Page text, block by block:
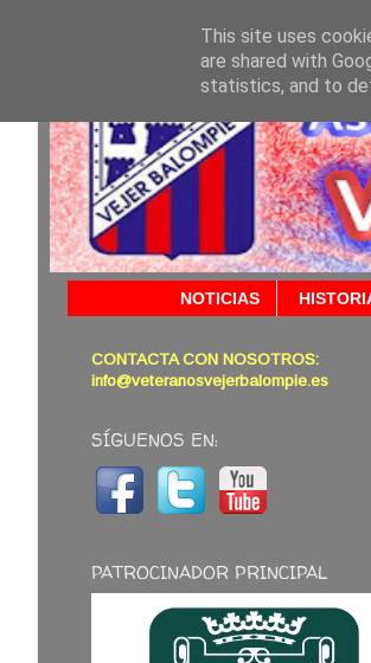
NOTICIAS
CONTACTA CON NOSOTROS:
info@veteranosvejerbalompie.es
SÍGUENOS EN:
PATROCINADOR PRINCIPAL
This site uses
are shared with
statistics, and to